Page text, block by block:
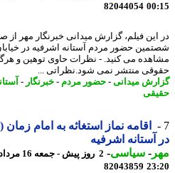
82044054
فیلم، گزارش میدانی خبرنگار مهر از صد و
حضور مردم آستانه اشرفیه در خیابان را
می کنید. - نظرات حاوی توهین و
منتشر نمی شود.نظراتی ...
میدانی- حضور مردم- خبرنگار -آستانه
اقامه نماز استغاثه به امام زمان (عج)
اشرفیه
-سیاسی-
82043859